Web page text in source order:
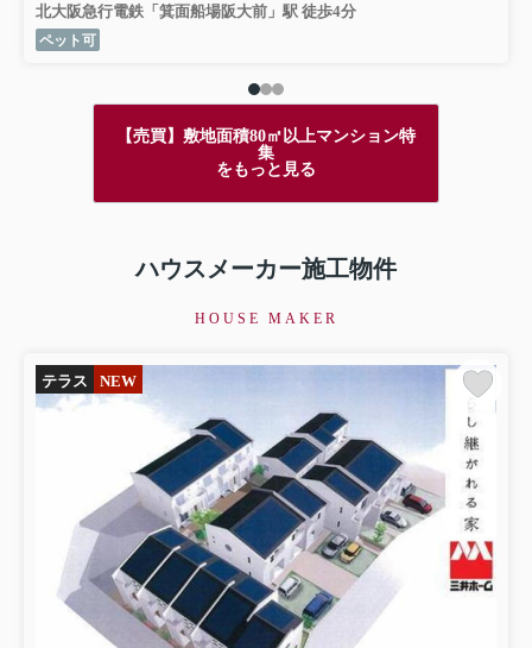
北大阪急行電鉄「箕面船場阪大前」駅 徒歩4分
ペット可
【売買】敷地面積80㎡以上マンション特
集
をもっと見る
ハウスメーカー施工物件
HOUSE MAKER
テラス NEW